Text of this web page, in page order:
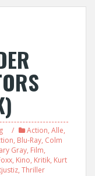
Action, Alle,
, Blu-Ray, Colm
Gray, Film,
, Kino, Kritik, Kurt
, Thriller